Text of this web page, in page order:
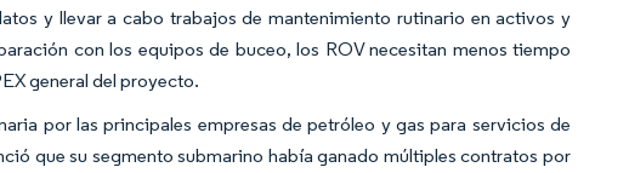
y llevar a cabo trabajos de mantenimiento rutinario en activos y
con los equipos de buceo, los ROV necesitan menos tiempo
general del proyecto.
por las principales empresas de petróleo y gas para servicios de
que su segmento submarino había ganado múltiples contratos por